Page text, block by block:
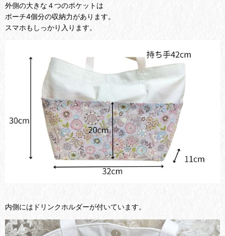
外側の大きな４つのポケットは
ポーチ4個分の収納力があります。
スマホもしっかり入ります。
内側にはドリンクホルダーが付いています。